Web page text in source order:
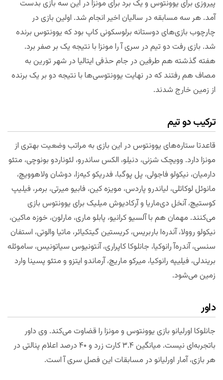
پیروزی برای یوونتوس و یک برد برای مونزا در این سه بازی بدست
آمد. هر سه مسابقه در سالیان اخیر انجام شد. اولین بازی در
چارچوب بازی‌های دوستانه برلوسکونی کاپ بود که یوونتوس برنده
شد. بازی رفت دو تیم در سری آ را مونزا با نتیجه یک بر صفر برد.
هفته گذشته هم طرفین در جام حذفی ایتالیا در شهر تورین به
مصاف هم رفتند که در نهایت یوونتوسی‌ها با نتیجه دو بر یک برنده
از زمین خارج شدند.
ترکیب دو تیم
قاعدتا ستاره‌های یوونتوس در این بازی به مراتب وضعیت بهتری از
مونزا دارد. وویچک شزنی، دنیلو، الکس ساندرو، لئوناردو بونوچی، متئو
دارمیان، نیکولو فاجولی، پل پوگبا، فدریکو کیه‌زا، دوشان ولاهوویچ،
مانوئل لوکاتلی، لیاندرو پاردس، مویزه کین، فابیو میرتی، برمر، فیلیپ
کوستیچ، آنخل دی‌ماریا و آرکادیوش میلیک برای یوونتوس بازی
می‌کنند. مهمان هم با آلسیو کرانیو، پابلو ماری، مارلون، خوزه ماکین،
نیکولو روولا، آندره‌ا باربریس، کریستین گیتکیائر، ماتیا والوتی، استفان
سنسی، آندره‌آ رانوکیا، جانلوکا کاپراری، آنتونیوس سیاتونیس، ساموئله
بریندلی، فیلیپه رانوکیا، میرکو ماریچ، آرماندو ایتزو و متئو پسینا وارد
زمین می‌شود.
داور
جانلوکا اورلیانو بازی یوونتوس و مونزا را قضاوت می‌کند. وی داور
باتجربه‌ای نیست. میانگین ۳.۴ کارت زرد و ۴۰ درصد اعلام پنالتی در
هر بازی، آمار اورلیانو در مسابقات این فصل سری آ است.